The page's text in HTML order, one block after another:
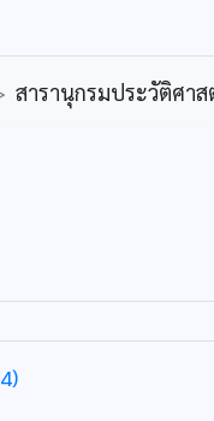
สารานุกรมประวัติศา